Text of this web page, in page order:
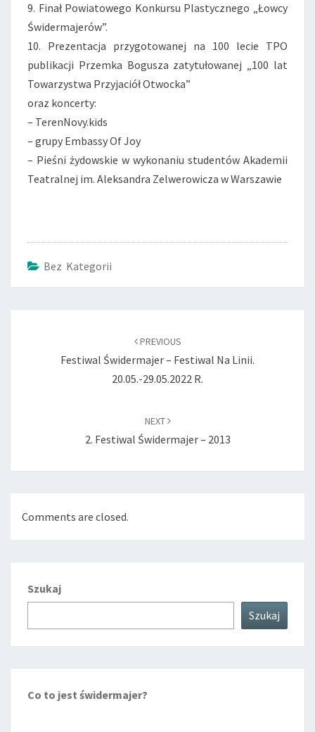
9. Finał Powiatowego Konkursu Plastycznego „Łowcy
Świdermajerów”.
10. Prezentacja przygotowanej na 100 lecie TPO
publikacji Przemka Bogusza zatytułowanej „100 lat
Towarzystwa Przyjaciół Otwocka”
oraz koncerty:
– TerenNovy.kids
– grupy Embassy Of Joy
– Pieśni żydowskie w wykonaniu studentów Akademii
Teatralnej im. Aleksandra Zelwerowicza w Warszawie
Bez Kategorii
PREVIOUS
Festiwal Świdermajer – Festiwal Na Linii.
20.05.-29.05.2022 R.
NEXT
2. Festiwal Świdermajer – 2013
Comments are closed.
Szukaj
Szukaj
Co to jest świdermajer?